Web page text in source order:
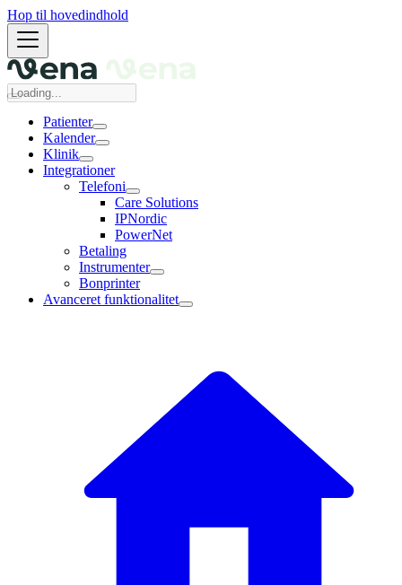
Hop til hovedindhold
Patienter
Kalender
Klinik
Integrationer
Telefoni
Care Solutions
IPNordic
PowerNet
Betaling
Instrumenter
Bonprinter
Avanceret funktionalitet